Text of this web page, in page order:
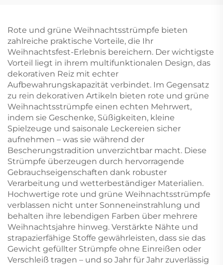
Rote und grüne Weihnachtsstrümpfe bieten
zahlreiche praktische Vorteile, die Ihr
Weihnachtsfest-Erlebnis bereichern. Der wichtigste
Vorteil liegt in ihrem multifunktionalen Design, das
dekorativen Reiz mit echter
Aufbewahrungskapazität verbindet. Im Gegensatz
zu rein dekorativen Artikeln bieten rote und grüne
Weihnachtsstrümpfe einen echten Mehrwert,
indem sie Geschenke, Süßigkeiten, kleine
Spielzeuge und saisonale Leckereien sicher
aufnehmen – was sie während der
Bescherungstradition unverzichtbar macht. Diese
Strümpfe überzeugen durch hervorragende
Gebrauchseigenschaften dank robuster
Verarbeitung und wetterbeständiger Materialien.
Hochwertige rote und grüne Weihnachtsstrümpfe
verblassen nicht unter Sonneneinstrahlung und
behalten ihre lebendigen Farben über mehrere
Weihnachtsjahre hinweg. Verstärkte Nähte und
strapazierfähige Stoffe gewährleisten, dass sie das
Gewicht gefüllter Strümpfe ohne Einreißen oder
Verschleiß tragen – und so Jahr für Jahr zuverlässig